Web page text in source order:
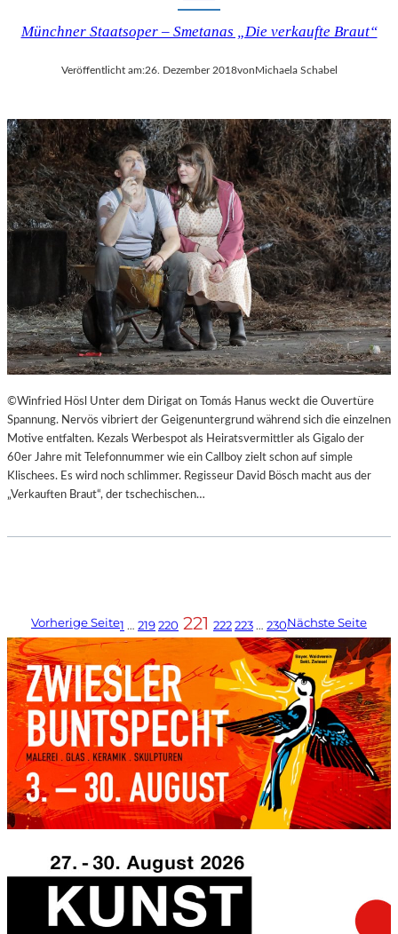
Münchner Staatsoper – Smetanas „Die verkaufte Braut“
Veröffentlicht am:26. Dezember 2018von Michaela Schabel
©Winfried Hösl Unter dem Dirigat on Tomás Hanus weckt die Ouvertüre
Spannung. Nervös vibriert der Geigenuntergrund während sich die einzelnen
Motive entfalten. Kezals Werbespot als Heiratsvermittler als Gigalo der
60er Jahre mit Telefonnummer wie ein Callboy zielt schon auf simple
Klischees. Es wird noch schlimmer. Regisseur David Bösch macht aus der
„Verkauften Braut“, der tschechischen…
Vorherige Seite1 … 219220 221 222223 … 230Nächste Seite